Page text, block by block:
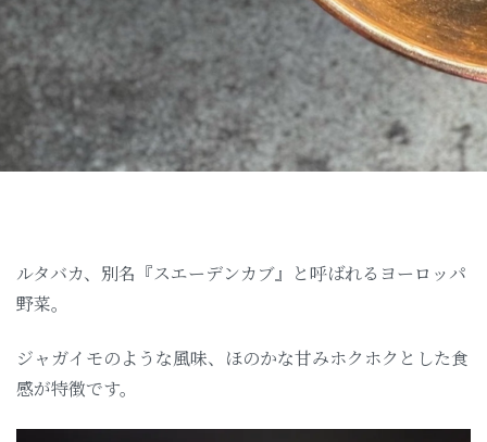
ルタバカ、別名『スエーデンカブ』と呼ばれるヨーロッパ
野菜。
ジャガイモのような風味、ほのかな甘みホクホクとした食
感が特徴です。